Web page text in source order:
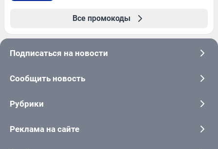
Все промокоды
Подписаться на новости
Сообщить новость
Рубрики
Реклама на сайте